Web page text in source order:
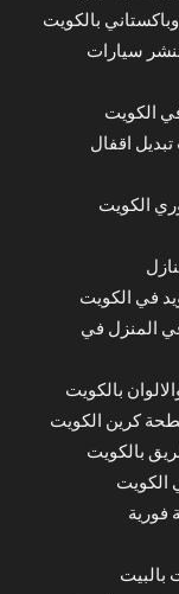
بالكويت
سيارات
الكويت
اقفال
الكويت
في الكويت
المنزل في
بالكويت
كرين الكويت
بالكويت